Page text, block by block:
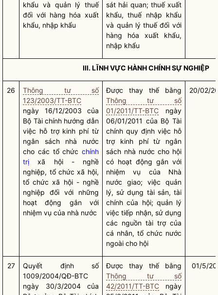
khẩu và quản lý thuế
đối với hàng hóa xuất
khẩu, nhập khẩu
sát hải quan; thuế xuất
khẩu, thuế nhập khẩu
và quản lý thuế đối với
hàng hóa xuất khẩu,
nhập khẩu
III. LĨNH VỰC HÀNH CHÍNH SỰ NGHIỆP
26
Thông tư số
123/2003/TT-BTC
ngày 16/12/2003 của
Bộ Tài chính hướng dẫn
việc hỗ trợ kinh phí từ
ngân sách nhà nước
cho các tổ chức chính
trị xã hội - nghề
nghiệp, tổ chức xã hội,
tổ chức xã hội - nghề
nghiệp đối với những
hoạt động gắn với
nhiệm vụ của nhà nước
Được thay thế bằng
Thông tư số
01/2011/TT-BTC ngày
06/01/2011 của Bộ Tài
chính quy định việc hỗ
trợ kinh phí từ ngân
sách nhà nước cho hội
có hoạt động gắn với
nhiệm vụ của Nhà
nước giao; việc quản
lý, sử dụng tài sản, tài
chính của hội; quản lý
việc tiếp nhận, sử dụng
các nguồn tài trợ của
cá nhân, tổ chức nước
ngoài cho hội
20/02/
27
Quyết định số
1009/2004/QĐ-BTC
ngày 30/3/2004 của
Được thay thế bằng
Thông tư số
42/2011/TT-BTC ngày
01/5/